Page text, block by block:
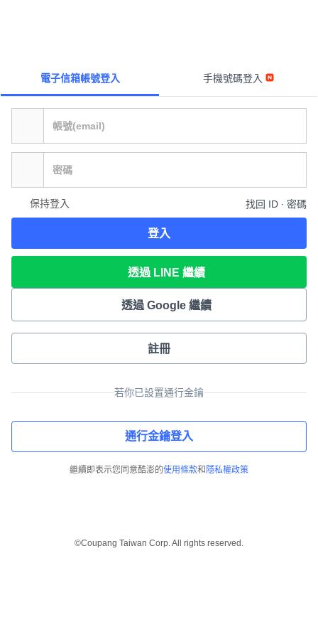
電子信箱帳號登入 手機號碼登入
保持登入 找回 ID ∙ 密碼
登入
透過 LINE 繼續
透過 Google 繼續
註冊
若你已設置通行金鑰
通行金鑰登入
繼續即表示您同意酷澎的使用條款和 隱私權政策
©Coupang Taiwan Corp. All rights reserved.